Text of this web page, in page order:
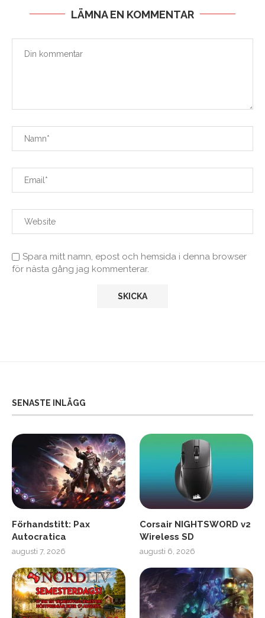
LÄMNA EN KOMMENTAR
Spara mitt namn, epost och hemsida i denna browser
för nästa gång jag kommenterar.
SENASTE INLÄGG
Förhandstitt: Pax
Autocratica
augusti 7, 2026
Corsair NIGHTSWORD v2
Wireless SD
augusti 6, 2026